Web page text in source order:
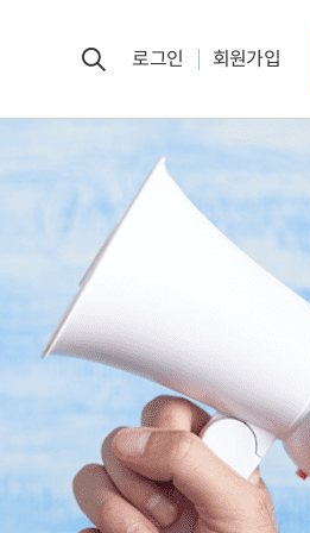
로그인 회원가입